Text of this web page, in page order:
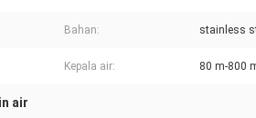
Bahan: stainless
Kepala air: 80 m-800
air